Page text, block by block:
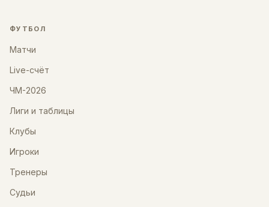
ФУТБОЛ
Матчи
Live-счёт
ЧМ-2026
Лиги и таблицы
Клубы
Игроки
Тренеры
Судьи